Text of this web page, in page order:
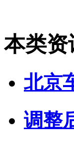
本类资
北京
调整